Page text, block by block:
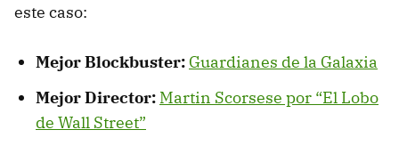
este caso:
Mejor Blockbuster: Guardianes de la Galaxia
Mejor Director: Martin Scorsese por “El Lobo
de Wall Street”